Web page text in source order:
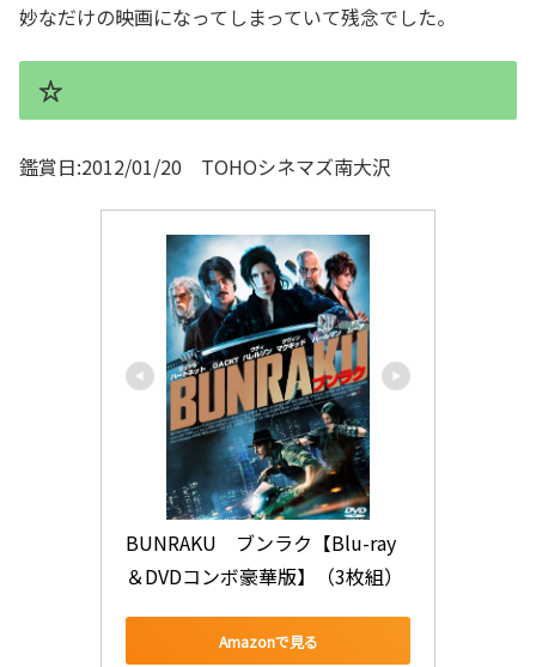
妙なだけの映画になってしまっていて残念でした。
☆
鑑賞日:2012/01/20 TOHOシネマズ南大沢
BUNRAKU　ブンラク【Blu-ray
＆DVDコンボ豪華版】（3枚組）
Amazonで見る